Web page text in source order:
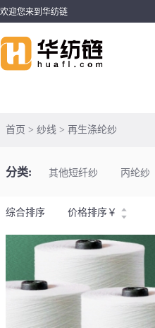
欢迎您来到华纺链
首页 > 纱线 > 再生涤纶纱
分类: 其他短纤纱 丙纶纱
综合排序 价格排序 ￥